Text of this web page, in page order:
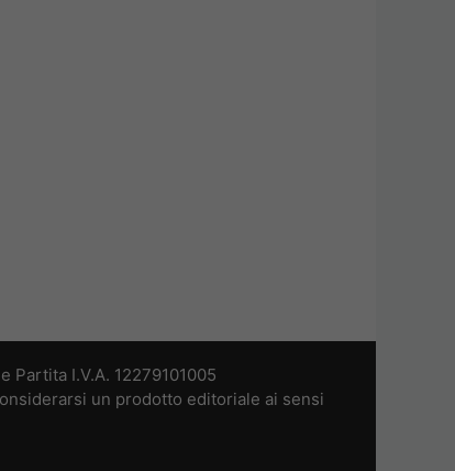
Partita I.V.A. 12279101005
un prodotto editoriale ai sensi